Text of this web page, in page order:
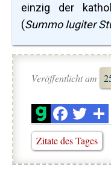
einzig der
(Summo Iugiter
Veröffentlicht am
Zitate des Tages